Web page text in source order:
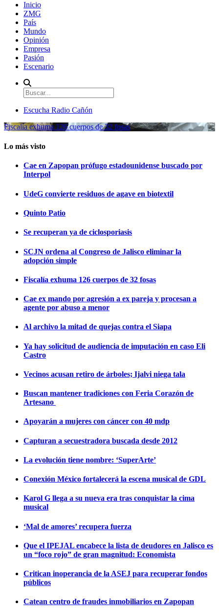
Inicio
ZMG
País
Mundo
Opinión
Empresa
Pasión
Escenario
Escucha Radio Cañón
Fiscalía exhuma 126 cuerpos de 32 fosas
Lo más visto
Cae en Zapopan prófugo estadounidense buscado por
Interpol
UdeG convierte residuos de agave en biotextil
Quinto Patio
Se recuperan ya de ciclosporiasis
SCJN ordena al Congreso de Jalisco eliminar la
adopción simple
Fiscalía exhuma 126 cuerpos de 32 fosas
Cae ex mando por agresión a ex pareja y procesan a
agente por abuso a menor
Al archivo la mitad de quejas contra el Siapa
Ya hay solicitud de audiencia de imputación en caso Eli
Castro
Vecinos acusan retiro de árboles; Ijalvi niega tala
Buscan mantener tradiciones con Feria Corazón de
Artesano
Apoyarán a mujeres con cáncer con 40 mdp
Capturan a secuestradora buscada desde 2012
La evolución tiene nombre: ‘SuperArte’
Conexión México fortalecerá la escena musical de GDL
Karol G llega a su nueva era tras conquistar la cima
musical
‘Mal de amores’ recupera fuerza
Que el IPEJAL encabece la lista de deudores en Jalisco es
un “foco rojo” de gran magnitud: Economista
Critican inoperancia de la ASEJ para recuperar fondos
públicos
Catean centro de fraudes inmobiliarios en Zapopan